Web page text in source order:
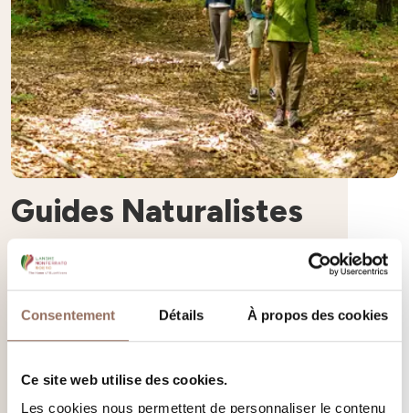
Consentement Détails À propos des cookies
Ce site web utilise des cookies.
Les cookies nous permettent de personnaliser le contenu
Guides Naturalistes
Si vous souhaitez contacter directement les Guides
Naturalistes de Langhe Monferrato Roero, vous trouverez ici
toutes les informations